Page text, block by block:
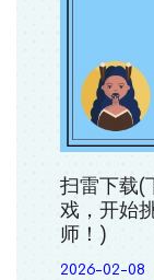
扫雷下载(
戏，开始
师！)
2026-02-08